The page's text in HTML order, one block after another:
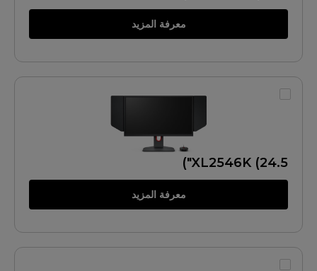
معرفة المزيد
XL2546K (24.5")
معرفة المزيد